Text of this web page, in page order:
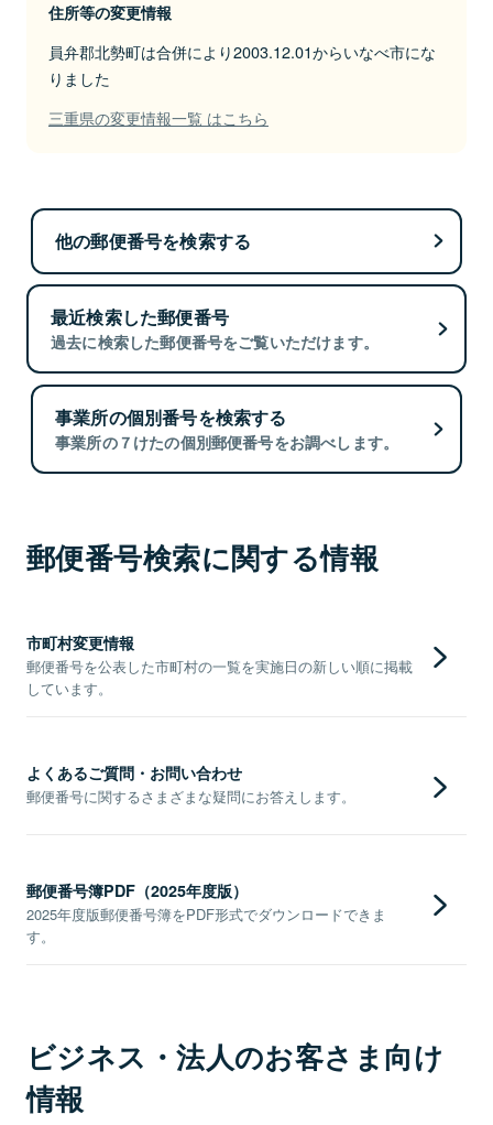
住所等の変更情報
員弁郡北勢町は合併により2003.12.01からいなべ市にな
りました
三重県の変更情報一覧 はこちら
他の郵便番号を検索する
最近検索した郵便番号
過去に検索した郵便番号をご覧いただけます。
事業所の個別番号を検索する
事業所の７けたの個別郵便番号をお調べします。
郵便番号検索に関する情報
市町村変更情報
郵便番号を公表した市町村の一覧を実施日の新しい順に掲載
しています。
よくあるご質問・お問い合わせ
郵便番号に関するさまざまな疑問にお答えします。
郵便番号簿PDF（2025年度版）
2025年度版郵便番号簿をPDF形式でダウンロードできま
す。
ビジネス・法人のお客さま向け
情報